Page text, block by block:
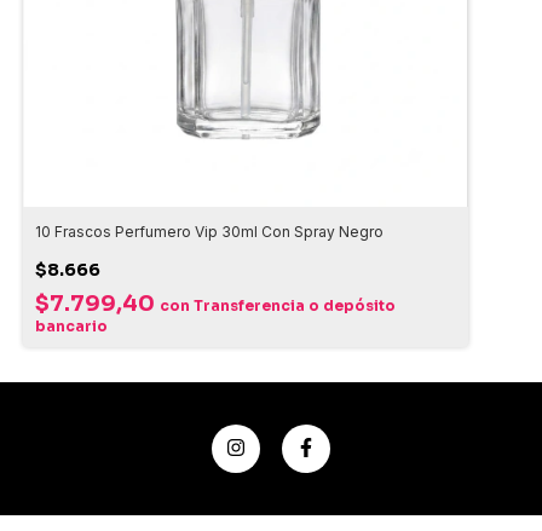
10 Frascos Perfumero Vip 30ml Con Spray Negro
$8.666
$7.799,40 con Transferencia o depósito
bancario